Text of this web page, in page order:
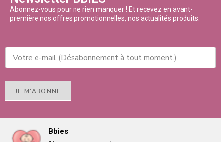
Abonnez-vous pour ne rien manquer ! Et recevez en avant-
première nos offres promotionnelles, nos actualités produits.
JE M'ABONNE
Bbies